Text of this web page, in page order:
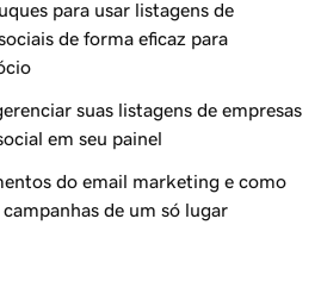
para usar listagens de
de forma eficaz para
suas listagens de empresas
em seu painel
do email marketing e como
de um só lugar